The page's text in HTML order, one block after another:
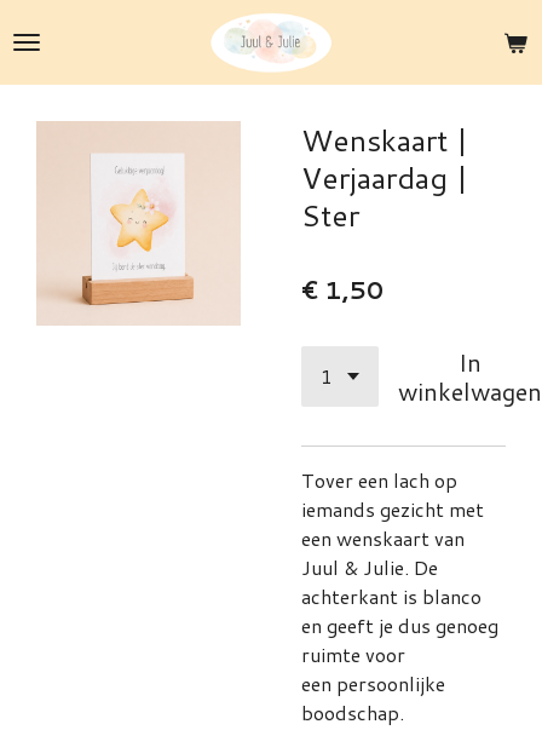
direct
naar
Wenskaart |
Verjaardag |
Ster
€ 1,50
In
winkelwagen
Tover een lach op
iemands gezicht met
een wenskaart van
Juul & Julie. De
achterkant is blanco
en geeft je dus genoeg
ruimte voor
een persoonlijke
boodschap.